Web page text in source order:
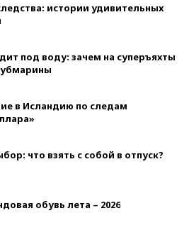
истории удивительных
под воду: зачем на суперъяхты
в Исландию по следам
что взять с собой в отпуск?
обувь лета – 2026